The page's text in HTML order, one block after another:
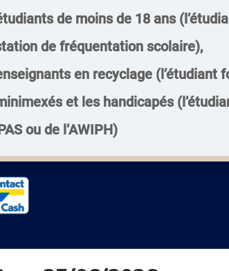
de moins de 18 ans
de fréquentation scolaire),
en recyclage (l’étudiant
et les handicapés
ou de l’AWIPH)